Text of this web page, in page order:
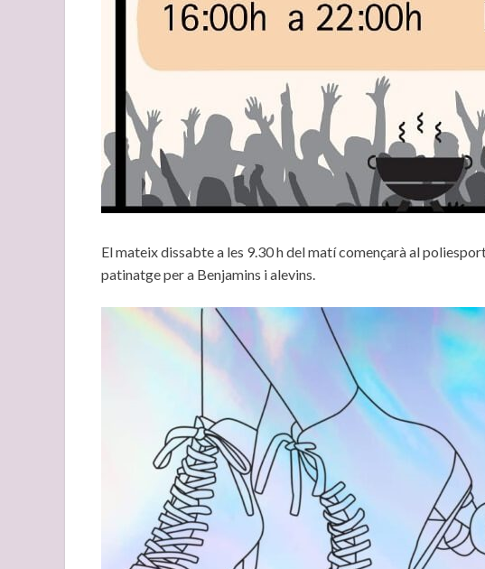
El mateix dissabte a les 9.30 h del matí començarà al
patinatge per a Benjamins i alevins.